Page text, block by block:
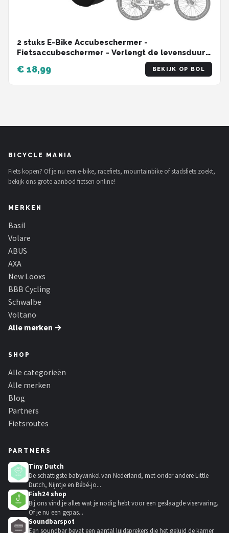
2 stuks E-Bike Accubeschermer -
Fietsaccubeschermer - Verlengt de levensduur
van de accu - Geïntegreerde accuafdekking -
Beschermt tegen kou, stof, verf en water - Voor
fietsframes van 28-34 cm - Groen
€ 18,99 BEKIJK OP BOL
BICYCLE MANIA
Fiets kopen? Of je nu een e-bike, racefiets, mountainbike of stadsfiets zoekt,
bekijk ons grote aanbod fietsen online!
MERKEN
Basil
Volare
ABUS
AXA
New Looxs
BBB Cycling
Schwalbe
Voltano
Alle merken →
SHOP
Alle categorieën
Alle merken
Blog
Partners
Fietsroutes
PARTNERS
Tiny Dutch
De schattigste babywinkel van Nederland, met onder andere Little
Dutch, Nijntje en Bébé-jo...
Fish24 shop
Bij ons vind je alles wat je nodig hebt voor een geslaagde viservaring.
Of je nu een gepas...
Soundbarspot
Een soundbar bevat een aantal luidsprekers die het geluid de kamer